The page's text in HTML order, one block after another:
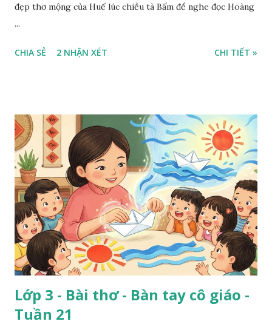
đẹp thơ mộng của Huế lúc chiều tà Bấm để nghe đọc Hoàng
...
CHIA SẺ 2 NHẬN XÉT CHI TIẾT »
Lớp 3 - Bài thơ - Bàn tay cô giáo -
Tuần 21